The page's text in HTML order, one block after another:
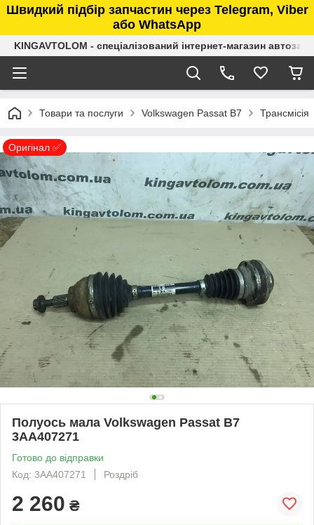
Швидкий підбір запчастин через Telegram, Viber
або WhatsApp
KINGAVTOLOM - спеціалізований інтернет-магазин
Товари та послуги Volkswagen Passat B7 Трансмісія
Оригінал ✅
Полуось мала Volkswagen Passat B7
3AA407271
Готово до відправки
Код: 3AA407271
Роздріб
2 260 ₴